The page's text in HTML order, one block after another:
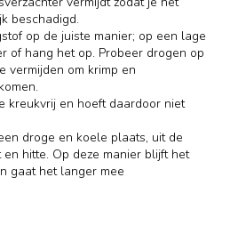
beschadigd.
op de juiste manier; op een lage
of hang het op. Probeer drogen op
vermijden om krimp en
kreukvrij en hoeft daardoor niet
droge en koele plaats, uit de
hitte. Op deze manier blijft het
gaat het langer mee